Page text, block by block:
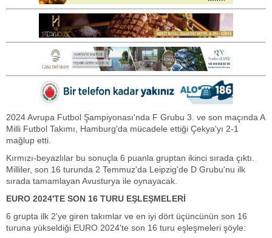
2024 Avrupa Futbol Şampiyonası'nda F Grubu 3. ve son maçında A
Milli Futbol Takımı, Hamburg'da mücadele ettiği Çekya'yı 2-1
mağlup etti.
Kırmızı-beyazlılar bu sonuçla 6 puanla gruptan ikinci sırada çıktı.
Milliler, son 16 turunda 2 Temmuz'da Leipzig'de D Grubu'nu ilk
sırada tamamlayan Avusturya ile oynayacak.
EURO 2024'TE SON 16 TURU EŞLEŞMELERİ
6 grupta ilk 2'ye giren takımlar ve en iyi dört üçüncünün son 16
turuna yükseldiği EURO 2024'te son 16 turu eşleşmeleri şöyle: